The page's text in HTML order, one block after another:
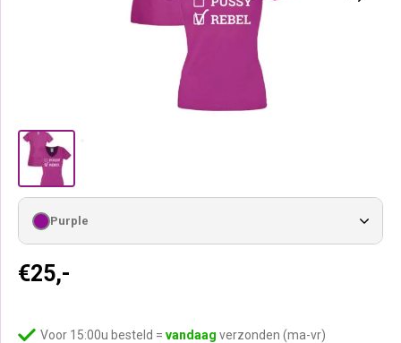
€25,-
Purple
Voor 15:00u besteld = vandaag verzonden (ma-vr)